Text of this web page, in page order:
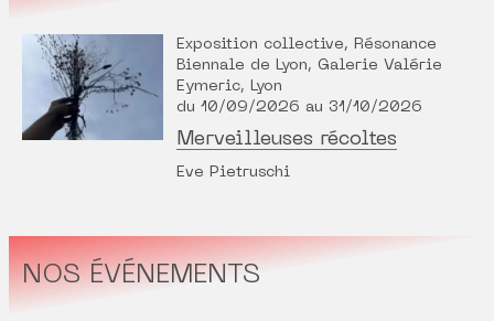
Exposition collective, Résonance
Biennale de Lyon, Galerie Valérie
Eymeric, Lyon
du 10/09/2026 au 31/10/2026
Merveilleuses récoltes
Eve Pietruschi
NOS ÉVÉNEMENTS